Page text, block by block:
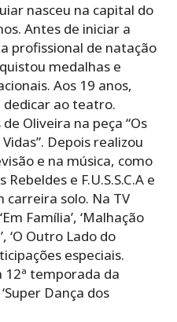
nasceu na capital do
Antes de iniciar a
profissional de natação
medalhas e
Aos 19 anos,
dedicar ao teatro.
Oliveira na peça “Os
Depois realizou
e na música, como
e F.U.S.S.C.A e
carreira solo. Na TV
Família’, ‘Malhação
‘O Outro Lado do
especiais.
12ª temporada da
Dança dos